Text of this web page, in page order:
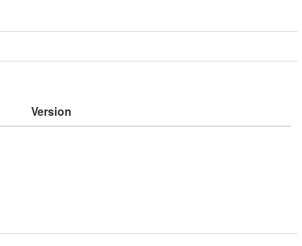
Version